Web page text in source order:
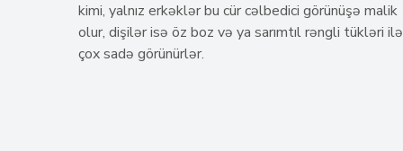
kimi, yalnız erkəklər bu cür cəlbedici görünüşə malik
olur, dişilər isə öz boz və ya sarımtıl rəngli tükləri ilə
çox sadə görünürlər.